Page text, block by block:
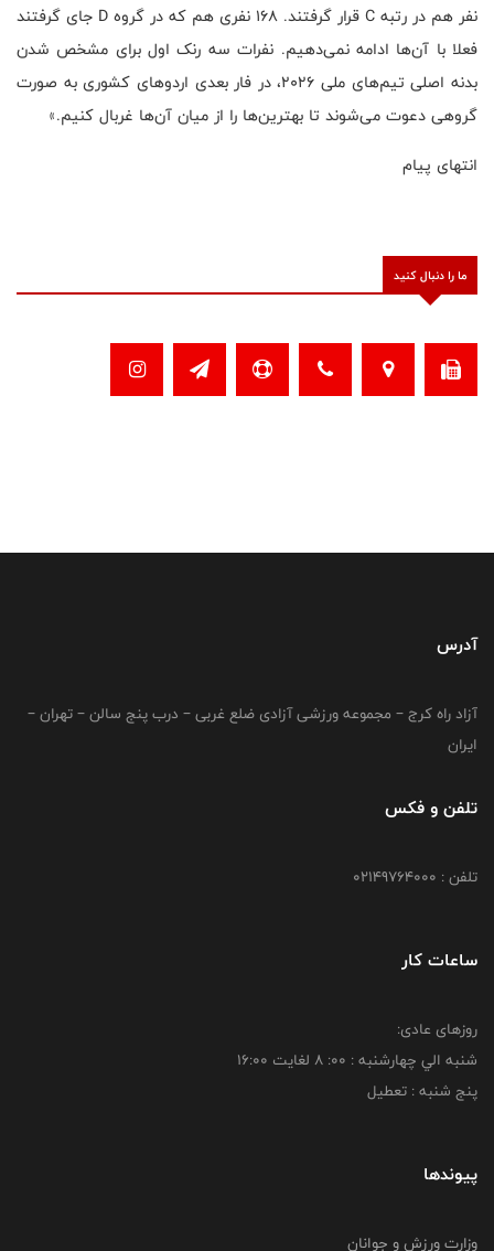
نفر هم در رتبه C قرار گرفتند. ۱۶۸ نفری هم که در گروه D جای گرفتند
فعلا با آن‌ها ادامه نمی‌دهیم. نفرات سه رنک اول برای مشخص شدن
بدنه اصلی تیم‌های ملی ۲۰۲۶، در فار بعدی اردوهای کشوری به صورت
گروهی دعوت می‌شوند تا بهترین‌ها را از میان آن‌ها غربال کنیم.»
انتهای پیام
ما را دنبال کنید
آدرس
آزاد راه کرج – مجموعه ورزشی آزادی ضلع غربی – درب پنج سالن – تهران –
ایران
تلفن و فکس
تلفن : 02149764000
ساعات کار
روزهای عادی:
شنبه الي چهارشنبه : 00: 8 لغايت 16:00
پنج شنبه : تعطیل
پیوندها
وزارت ورزش و جوانان